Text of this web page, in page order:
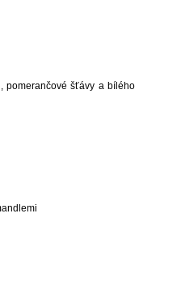
pomerančové šťávy a bílého